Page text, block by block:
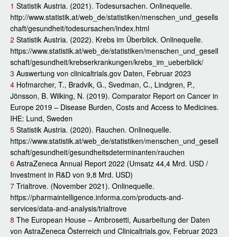
1 Statistik Austria. (2021). Todesursachen. Onlinequelle.
http://www.statistik.at/web_de/statistiken/menschen_und_gesells
chaft/gesundheit/todesursachen/index.html
2 Statistik Austria. (2022). Krebs im Überblick. Onlinequelle.
https://www.statistik.at/web_de/statistiken/menschen_und_gesell
schaft/gesundheit/krebserkrankungen/krebs_im_ueberblick/
3 Auswertung von clinicaltrials.gov Daten, Februar 2023
4 Hofmarcher, T., Bradvik, G., Svedman, C., Lindgren, P.,
Jönsson, B. Wilking, N. (2019). Comparator Report on Cancer in
Europe 2019 – Disease Burden, Costs and Access to Medicines.
IHE: Lund, Sweden
5 Statistik Austria. (2020). Rauchen. Onlinequelle.
https://www.statistik.at/web_de/statistiken/menschen_und_gesell
schaft/gesundheit/gesundheitsdeterminanten/rauchen
6 AstraZeneca Annual Report 2022 (Umsatz 44,4 Mrd. USD /
Investment in R&D von 9,8 Mrd. USD)
7 Trialtrove. (November 2021). Onlinequelle.
https://pharmaintelligence.informa.com/products-and-
services/data-and-analysis/trialtrove
8 The European House – Ambrosetti, Ausarbeitung der Daten
von AstraZeneca Österreich und Clinicaltrials.gov, Februar 2023